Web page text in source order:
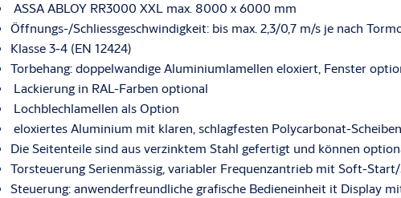
Schnelllauftor ASSA ABLOY RR3000 XXL
Überall dort, wo stark frequentierte, grosse Toröffnungen gebraucht werden,
ASSA ABLOY RR3000 XXL zum Einsatz. Dieses brillante Schnelllauftor öffnet
Geschwindigkeit auch in Toröffnungen bis zu 6 m Höhe. Für die nötige
berührungslos arbeitende vorlaufende Sicherheitslichtschranke an der
stationäre Lichtschranke in den Seitenstützen. Diese robusten Schnelllauftore
m Breite oder bis zu 6 m Höhe ausgelegt und ideal für den Einsatz in
Verkehrsaufkommen.
Schnelllauftor ASSA ABLOY RR3000 ISO
Das Schnelllauftor ASSA ABLOY RR3000 ISO kombiniert die ausgezeichneten
ASSA ABLOY RR3000 XXL max. 8000 x 6000 mm
Öffnungs-/Schliessgeschwindigkeit: bis max. 2,3/0,7 m/s je nach
Klasse 3-4 (EN 12424)
Torbehang: doppelwandige Aluminiumlamellen eloxiert, Fenster
Lackierung in RAL-Farben optional
Lochblechlamellen als Option
eloxiertes Aluminium mit klaren, schlagfesten Polycarbonat-
Die Seitenteile sind aus verzinktem Stahl gefertigt und können
Torsteuerung Serienmässig, variabler Frequenzantrieb mit Soft-
Steuerung: anwenderfreundliche grafische Bedieneinheit it Display